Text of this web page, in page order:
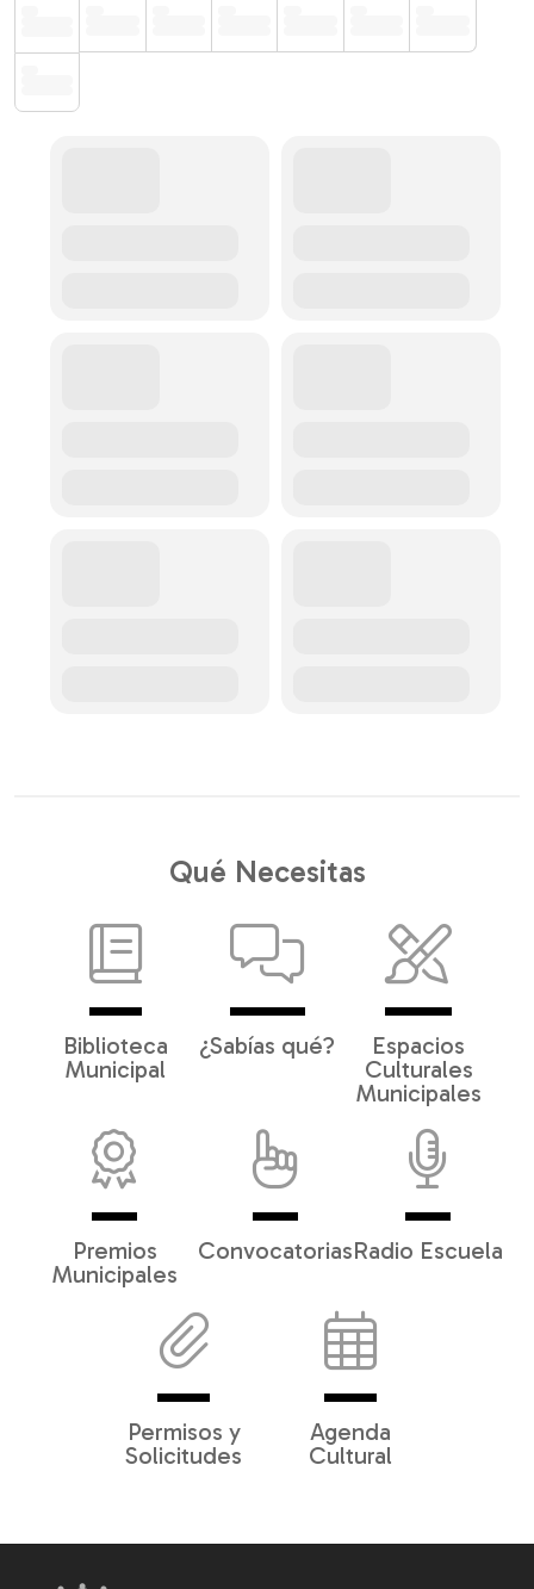
Qué Necesitas
Biblioteca
Municipal
¿Sabías qué?
Espacios
Culturales
Municipales
Premios
Municipales
ConvocatoriasRadio Escuela
Permisos y
Solicitudes
Agenda
Cultural